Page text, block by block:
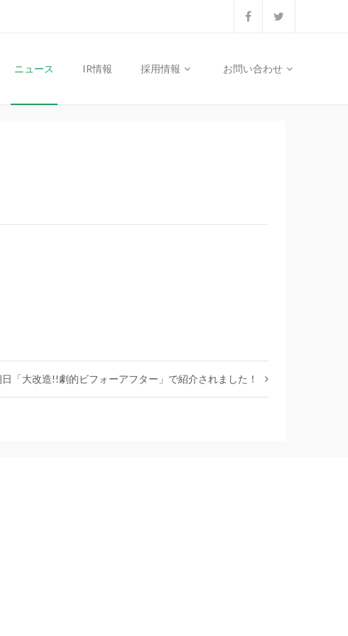
ニュース IR情報 採用情報 お問い合わせ
「大改造!!劇的ビフォーアフター」で紹介されました！